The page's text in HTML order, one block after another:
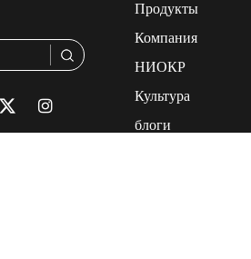
Продукты
Компания
НИОКР
Культура
блоги